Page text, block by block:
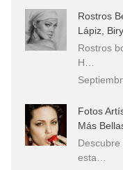
Rostros
Lápiz,
Rostros
H…
Fotos
Más
esta…